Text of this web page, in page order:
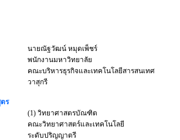
นายณัฐวัฒน์ หมุดเพ็ชร์
พนักงานมหาวิทยาลัย
คณะบริหารธุรกิจและเทคโนโลยีสารสนเทศ
วาสุกรี
ร
(1) วิทยาศาสตรบัณฑิต
คณะวิทยาศาสตร์และเทคโนโลยี
ระดับปริญญาตรี